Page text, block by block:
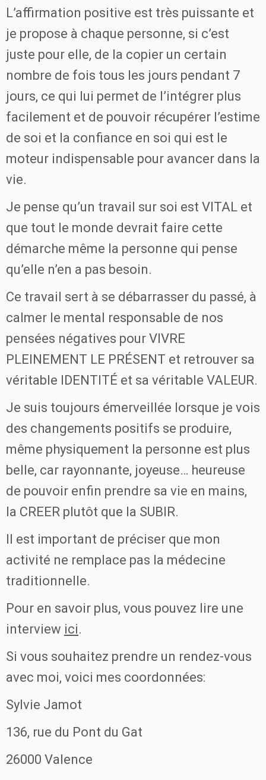
L’affirmation positive est très puissante et
je propose à chaque personne, si c’est
juste pour elle, de la copier un certain
nombre de fois tous les jours pendant 7
jours, ce qui lui permet de l’intégrer plus
facilement et de pouvoir récupérer l’estime
de soi et la confiance en soi qui est le
moteur indispensable pour avancer dans la
vie.
Je pense qu’un travail sur soi est VITAL et
que tout le monde devrait faire cette
démarche même la personne qui pense
qu’elle n’en a pas besoin.
Ce travail sert à se débarrasser du passé, à
calmer le mental responsable de nos
pensées négatives pour VIVRE
PLEINEMENT LE PRÉSENT et retrouver sa
véritable IDENTITÉ et sa véritable VALEUR.
Je suis toujours émerveillée lorsque je vois
des changements positifs se produire,
même physiquement la personne est plus
belle, car rayonnante, joyeuse… heureuse
de pouvoir enfin prendre sa vie en mains,
la CREER plutôt que la SUBIR.
Il est important de préciser que mon
activité ne remplace pas la médecine
traditionnelle.
Pour en savoir plus, vous pouvez lire une
interview ici.
Si vous souhaitez prendre un rendez-vous
avec moi, voici mes coordonnées:
Sylvie Jamot
136, rue du Pont du Gat
26000 Valence